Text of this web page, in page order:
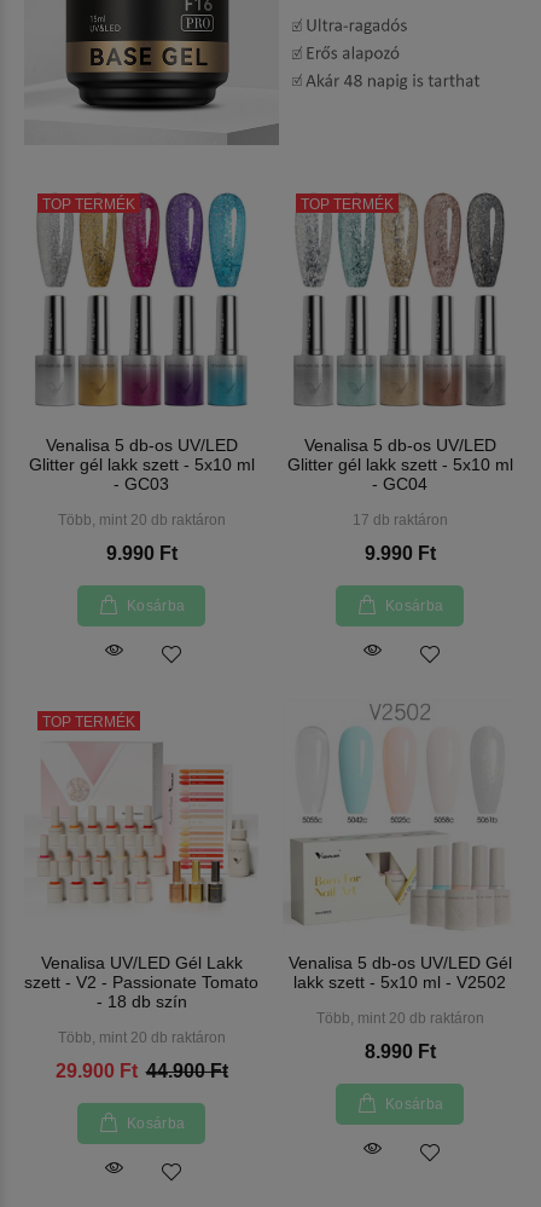
TOP TERMÉK
Venalisa 5 db-os UV/LED
Glitter gél lakk szett - 5x10 ml
- GC03
Több, mint 20 db raktáron
9.990 Ft
Kosárba
TOP TERMÉK
Venalisa 5 db-os UV/LED
Glitter gél lakk szett - 5x10 ml
- GC04
17 db raktáron
9.990 Ft
Kosárba
TOP TERMÉK
Venalisa UV/LED Gél Lakk
szett - V2 - Passionate Tomato
- 18 db szín
Több, mint 20 db raktáron
29.900 Ft 44.900 Ft
Kosárba
Venalisa 5 db-os UV/LED Gél
lakk szett - 5x10 ml - V2502
Több, mint 20 db raktáron
8.990 Ft
Kosárba